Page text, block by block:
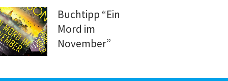
Buchtipp “Ein
Mord im
November”